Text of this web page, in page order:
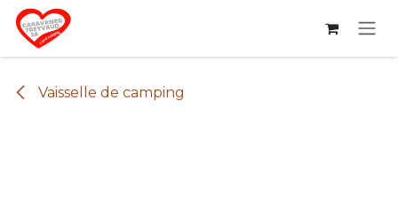
Se rendre au contenu
Vaisselle de camping